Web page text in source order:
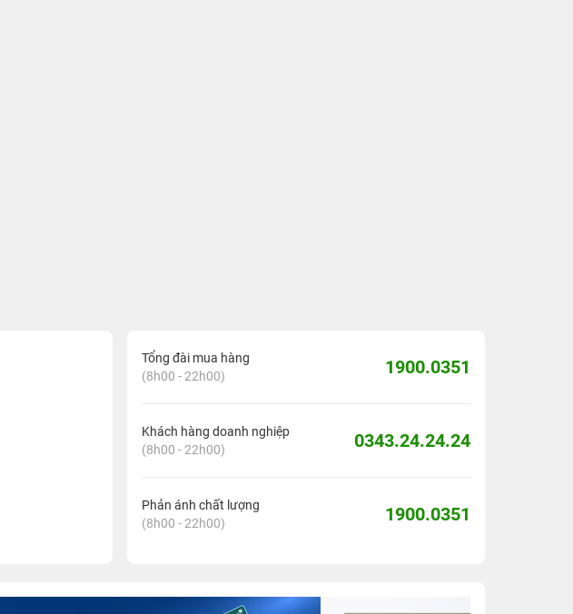
Tổng đài mua hàng
(8h00 - 22h00)
1900.0351
Khách hàng doanh nghiệp
(8h00 - 22h00)
0343.24.24.24
Phản ánh chất lượng
(8h00 - 22h00)
1900.0351